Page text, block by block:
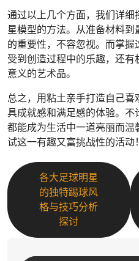
通过以上几个方面，我们详细
星模型的方法。从准备材料
的重要性，不容忽视。而掌
受到创造过程中的乐趣，还
意义的艺术品。
总之，用粘土亲手打造自己
具成就感和满足感的体验。不
都能成为生活中一道亮丽而
试这一有趣又富挑战性的活动！
各大足球明星
的独特踢球风
格与技巧分析
探讨